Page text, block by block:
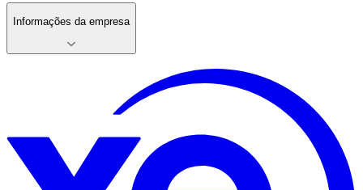
Informações da empresa